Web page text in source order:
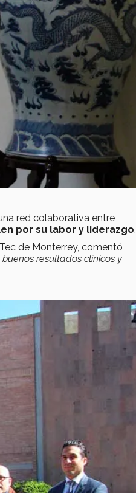
red colaborativa entre
por su labor y liderazgo.
de Monterrey, comentó
resultados clínicos y